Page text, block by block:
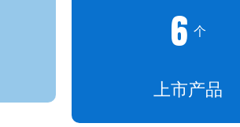
6 个
上市产品